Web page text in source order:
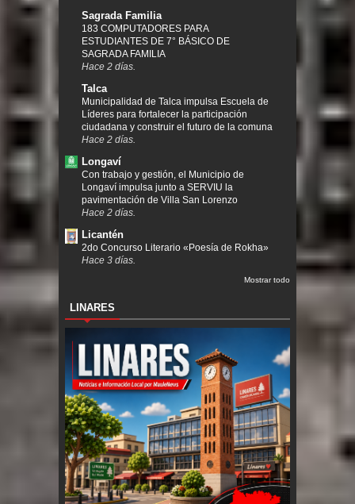
Sagrada Familia
183 COMPUTADORES PARA
ESTUDIANTES DE 7° BÁSICO DE
SAGRADA FAMILIA
Hace 2 días.
Talca
Municipalidad de Talca impulsa Escuela de
Líderes para fortalecer la participación
ciudadana y construir el futuro de la comuna
Hace 2 días.
Longaví
Con trabajo y gestión, el Municipio de
Longaví impulsa junto a SERVIU la
pavimentación de Villa San Lorenzo
Hace 2 días.
Licantén
2do Concurso Literario «Poesía de Rokha»
Hace 3 días.
Mostrar todo
LINARES